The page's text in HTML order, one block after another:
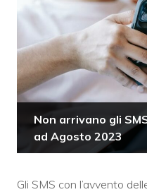
Non arrivano gli
ad Agosto 2023
Gli SMS con l’avvento